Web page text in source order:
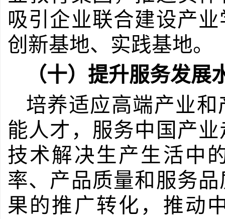
吸引企业联合建设产
创新基地、实践基地。
（十）提升服务发展
培养适应高端产业
能人才，服务中国产
技术解决生产生活中
率、产品质量和服务
果的推广转化，推动